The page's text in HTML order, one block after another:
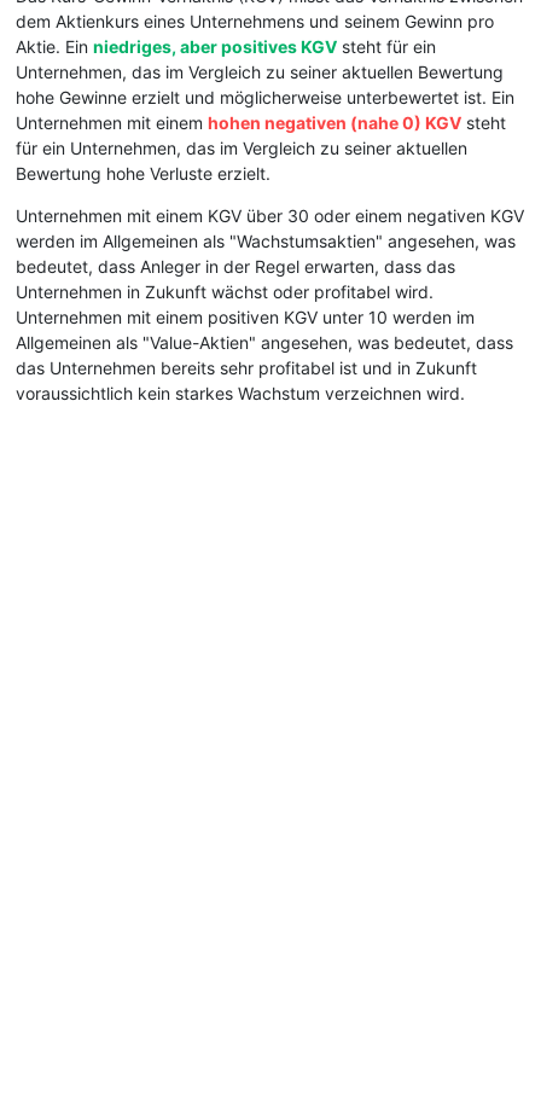
dem Aktienkurs eines Unternehmens und seinem Gewinn pro
Aktie. Ein niedriges, aber positives KGV steht für ein
Unternehmen, das im Vergleich zu seiner aktuellen Bewertung
hohe Gewinne erzielt und möglicherweise unterbewertet ist. Ein
Unternehmen mit einem hohen negativen (nahe 0) KGV steht
für ein Unternehmen, das im Vergleich zu seiner aktuellen
Bewertung hohe Verluste erzielt.
Unternehmen mit einem KGV über 30 oder einem negativen KGV
werden im Allgemeinen als "Wachstumsaktien" angesehen, was
bedeutet, dass Anleger in der Regel erwarten, dass das
Unternehmen in Zukunft wächst oder profitabel wird.
Unternehmen mit einem positiven KGV unter 10 werden im
Allgemeinen als "Value-Aktien" angesehen, was bedeutet, dass
das Unternehmen bereits sehr profitabel ist und in Zukunft
voraussichtlich kein starkes Wachstum verzeichnen wird.